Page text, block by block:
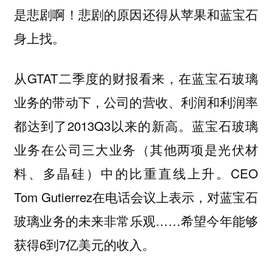
是悲剧啊！悲剧的原因还得从苹果和蓝宝石
身上找。
从GTAT二季度的财报看来，在蓝宝石玻璃
业务的带动下，公司的营收、利润和利润率
都达到了2013Q3以来的新高。蓝宝石玻璃
业务在公司三大业务（其他两项是光伏材
料、多晶硅）中的比重直线上升。CEO
Tom Gutierrez在电话会议上表示，对蓝宝石
玻璃业务的未来非常乐观……希望今年能够
获得6到7亿美元的收入。